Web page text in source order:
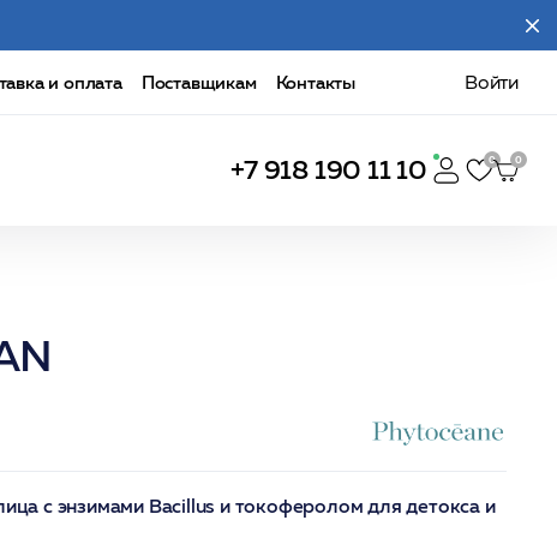
и оплата Поставщикам Контакты Войти
+7 918 190 11 10
с энзимами Bacillus и токоферолом для детокса и